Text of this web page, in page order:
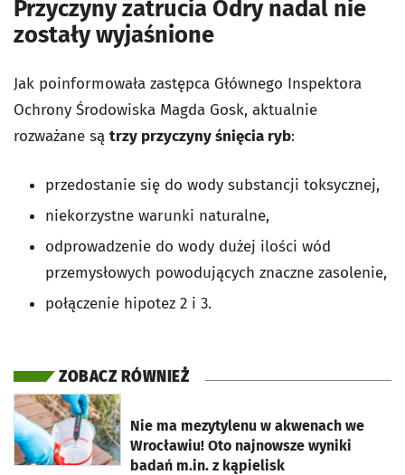
Przyczyny zatrucia Odry nadal nie
zostały wyjaśnione
Jak poinformowała zastępca Głównego Inspektora
Ochrony Środowiska Magda Gosk, aktualnie
rozważane są trzy przyczyny śnięcia ryb:
przedostanie się do wody substancji toksycznej,
niekorzystne warunki naturalne,
odprowadzenie do wody dużej ilości wód
przemysłowych powodujących znaczne zasolenie,
połączenie hipotez 2 i 3.
ZOBACZ RÓWNIEŻ
Nie ma mezytylenu w akwenach we
Wrocławiu! Oto najnowsze wyniki
badań m.in. z kąpielisk
otworzy się w nowej karcie